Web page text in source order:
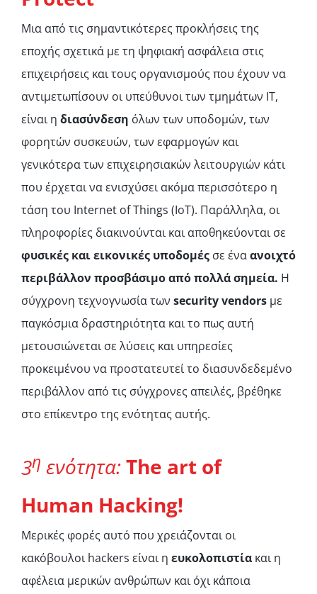
Μια από τις σημαντικότερες προκλήσεις της
εποχής σχετικά με τη ψηφιακή ασφάλεια στις
επιχειρήσεις και τους οργανισμούς που έχουν να
αντιμετωπίσουν οι υπεύθυνοι των τμημάτων ΙΤ,
είναι η διασύνδεση όλων των υποδομών, των
φορητών συσκευών, των εφαρμογών και
γενικότερα των επιχειρησιακών λειτουργιών κάτι
που έρχεται να ενισχύσει ακόμα περισσότερο η
τάση του Internet of Things (ΙοΤ). Παράλληλα, οι
πληροφορίες διακινούνται και αποθηκεύονται σε
φυσικές και εικονικές υποδομές σε έναανοιχτό
περιβάλλον προσβάσιμο από πολλά σημεία. Η
σύγχρονη τεχνογνωσία των securityvendors με
παγκόσμια δραστηριότητα και το πως αυτή
μετουσιώνεται σε λύσεις και υπηρεσίες
προκειμένου να προστατευτεί το διασυνδεδεμένο
περιβάλλον από τις σύγχρονες απειλές, βρέθηκε
στο επίκεντρο της ενότητας αυτής.
3η ενότητα:The art of
Human Hacking!
Μερικές φορές αυτό που χρειάζονται οι
κακόβουλοι hackers είναι η ευκολοπιστία και η
αφέλεια μερικών ανθρώπων και όχι κάποια